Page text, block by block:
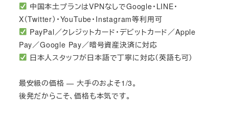
中国本土プランはVPNなしでGoogle・LINE・
X（Twitter）・YouTube・Instagram等利用可
PayPal／クレジットカード・デビットカード／Apple
Pay／Google Pay／暗号資産決済に対応
日本人スタッフが日本語で丁寧に対応（英語も可）
最安級の価格 — 大手のおよそ1/3。
後発だからこそ、価格も本気です。